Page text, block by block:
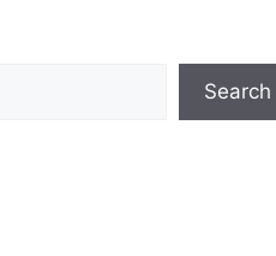
Search